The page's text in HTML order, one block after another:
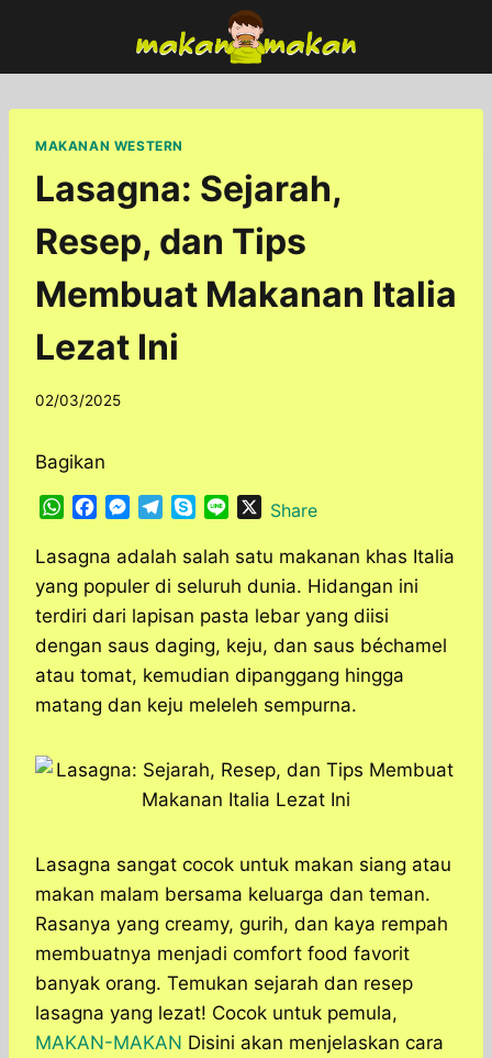
content
MAKANAN WESTERN
Lasagna: Sejarah,
Resep, dan Tips
Membuat Makanan Italia
Lezat Ini
By
02/03/2025
Bagikan
W
a
t
s
A
p
p
c
e
b
o
o
k
M
s
s
e
n
g
e
r
l
e
r
a
m
y
p
n
e
XShare
Lasagna adalah salah satu makanan khas Italia
yang populer di seluruh dunia. Hidangan ini
terdiri dari lapisan pasta lebar yang diisi
dengan saus daging, keju, dan saus béchamel
atau tomat, kemudian dipanggang hingga
matang dan keju meleleh sempurna.
Lasagna sangat cocok untuk makan siang atau
makan malam bersama keluarga dan teman.
Rasanya yang creamy, gurih, dan kaya rempah
membuatnya menjadi comfort food favorit
banyak orang. Temukan sejarah dan resep
lasagna yang lezat! Cocok untuk pemula,
MAKAN-MAKAN Disini akan menjelaskan cara